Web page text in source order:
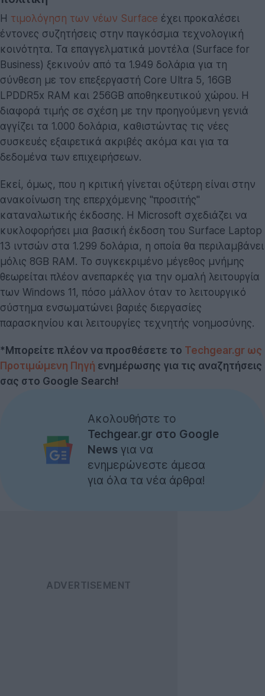
Η τιμολόγηση των νέων Surface έχει προκαλέσει
έντονες συζητήσεις στην παγκόσμια τεχνολογική
κοινότητα. Τα επαγγελματικά μοντέλα (Surface for
Business) ξεκινούν από τα 1.949 δολάρια για τη
σύνθεση με τον επεξεργαστή Core Ultra 5, 16GB
LPDDR5x RAM και 256GB αποθηκευτικού χώρου. Η
διαφορά τιμής σε σχέση με την προηγούμενη γενιά
αγγίζει τα 1.000 δολάρια, καθιστώντας τις νέες
συσκευές εξαιρετικά ακριβές ακόμα και για τα
δεδομένα των επιχειρήσεων.
Εκεί, όμως, που η κριτική γίνεται οξύτερη είναι στην
ανακοίνωση της επερχόμενης "προσιτής"
καταναλωτικής έκδοσης. Η Microsoft σχεδιάζει να
κυκλοφορήσει μια βασική έκδοση του Surface Laptop
13 ιντσών στα 1.299 δολάρια, η οποία θα περιλαμβάνει
μόλις 8GB RAM. Το συγκεκριμένο μέγεθος μνήμης
θεωρείται πλέον ανεπαρκές για την ομαλή λειτουργία
των Windows 11, πόσο μάλλον όταν το λειτουργικό
σύστημα ενσωματώνει βαριές διεργασίες
παρασκηνίου και λειτουργίες τεχνητής νοημοσύνης.
*Μπορείτε πλέον να προσθέσετε το Techgear.gr ως
Προτιμώμενη Πηγή ενημέρωσης για τις αναζητήσεις
σας στο Google Search!
Ακολουθήστε το
Techgear.gr στο Google
News για να
ενημερώνεστε άμεσα
για όλα τα νέα άρθρα!